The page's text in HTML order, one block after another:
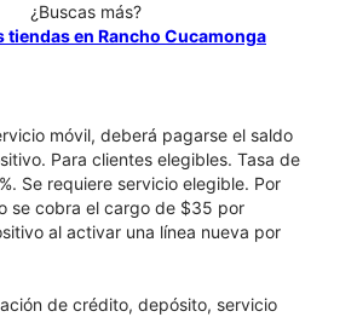
¿Buscas más?
tiendas en Rancho Cucamonga
móvil, deberá pagarse el saldo
Para clientes elegibles. Tasa de
Se requiere servicio elegible. Por
se cobra el cargo de $35 por
al activar una línea nueva por
de crédito, depósito, servicio